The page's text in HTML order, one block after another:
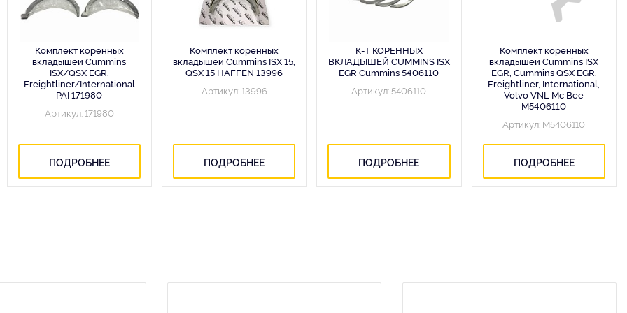
Комплект коренных
вкладышей Cummins
ISX/QSX EGR,
Freightliner/International
PAI 171980
Артикул: 171980
ПОДРОБНЕЕ
Комплект коренных
вкладышей Cummins ISX 15,
QSX 15 HAFFEN 13996
Артикул: 13996
ПОДРОБНЕЕ
К-Т КОРЕННЫХ
ВКЛАДЫШЕЙ CUMMINS ISX
EGR Cummins 5406110
Артикул: 5406110
ПОДРОБНЕЕ
Комплект коренных
вкладышей Cummins ISX
EGR, Cummins QSX EGR,
Freightliner, International,
Volvo VNL Mc Bee
M5406110
Артикул: M5406110
ПОДРОБНЕЕ